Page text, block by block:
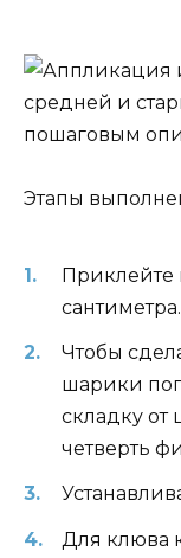
Этапы
Приклейте
сантиметра.
Чтобы
шарики
складку от
четверть
Для клюва